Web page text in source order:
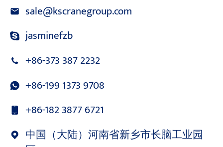
sale@kscranegroup.com
jasminefzb
+86-373 387 2232
+86-199 1373 9708
+86-182 3877 6721
中国（大陆）河南省新乡市长脑工业园